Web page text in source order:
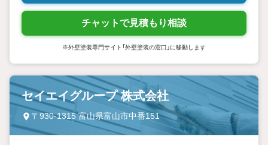
チャットで見積もり相談
※外壁塗装専門サイト「外壁塗装の窓口」に移動します
セイエイグループ 株式会社
〒930-1315 富山県富山市中番151